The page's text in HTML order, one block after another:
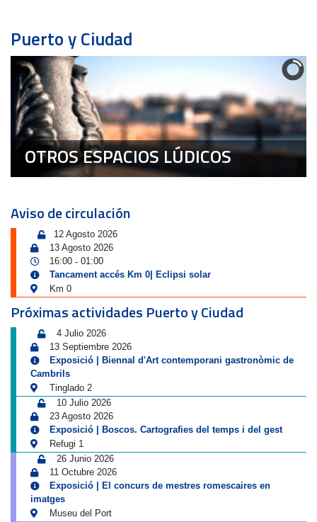
Puerto y Ciudad
OTROS ESPACIOS LÚDICOS
Aviso de circulación
12 Agosto 2026
13 Agosto 2026
16:00 - 01:00
Tancament accés Km 0| Eclipsi solar
Km 0
Próximas actividades Puerto y Ciudad
4 Julio 2026
13 Septiembre 2026
Exposició | Biennal d'Art contemporani gastronòmic de
Cambrils
Tinglado 2
10 Julio 2026
23 Agosto 2026
Exposició | Boscos. Cartografies del temps i del gest
Refugi 1
26 Junio 2026
11 Octubre 2026
Exposició | El concurs de mestres romescaires en
imatges
Museu del Port